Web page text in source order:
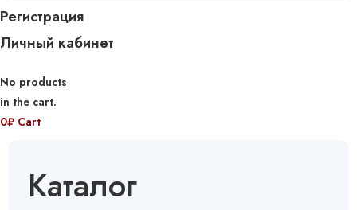
Регистрация
Личный кабинет
No products
in the cart.
0₽ Cart
Каталог